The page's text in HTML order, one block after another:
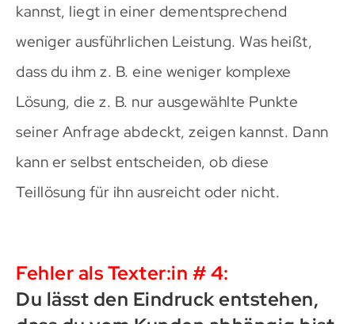
kannst, liegt in einer dementsprechend
weniger ausführlichen Leistung. Was heißt,
dass du ihm z. B. eine weniger komplexe
Lösung, die z. B. nur ausgewählte Punkte
seiner Anfrage abdeckt, zeigen kannst. Dann
kann er selbst entscheiden, ob diese
Teillösung für ihn ausreicht oder nicht.
Fehler als Texter:in # 4:
Du lässt den Eindruck entstehen,